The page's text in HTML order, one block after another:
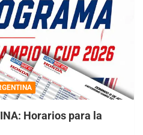
Horarios para la